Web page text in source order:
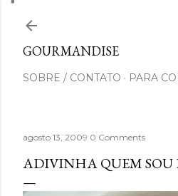
GOURMANDISE
SOBRE / CONTATO PARA
agosto 13, 2009 0 Comments
ADIVINHA QUEM SOU